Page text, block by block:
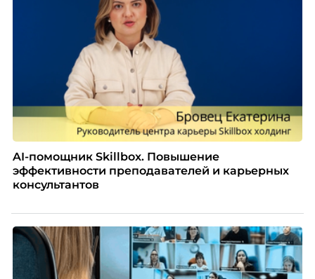
AI-помощник Skillbox. Повышение
эффективности преподавателей и карьерных
консультантов